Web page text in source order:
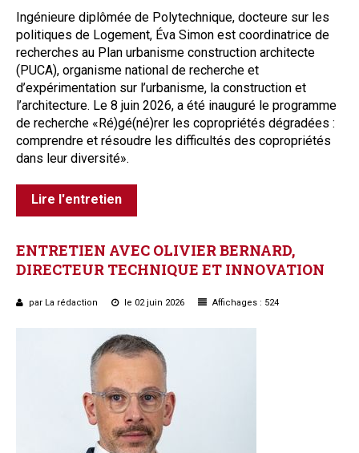
Ingénieure diplômée de Polytechnique, docteure sur les
politiques de Logement, Éva Simon est coordinatrice de
recherches au Plan urbanisme construction architecte
(PUCA), organisme national de recherche et
d’expérimentation sur l’urbanisme, la construction et
l’architecture. Le 8 juin 2026, a été inauguré le programme
de recherche «Ré)gé(né)rer les copropriétés dégradées :
comprendre et résoudre les difficultés des copropriétés
dans leur diversité».
Lire l'entretien
ENTRETIEN AVEC OLIVIERBERNARD,
DIRECTEUR TECHNIQUE ET INNOVATION
par La rédaction le 02 juin 2026 Affichages : 524